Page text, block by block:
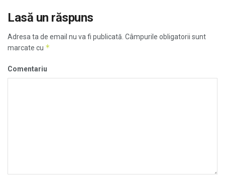
Lasă un răspuns
Adresa ta de email nu va fi publicată. Câmpurile obligatorii sunt
marcate cu *
Comentariu